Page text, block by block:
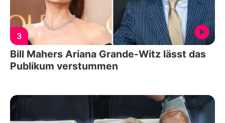
3
Bill Mahers Ariana Grande-Witz lässt das
Publikum verstummen